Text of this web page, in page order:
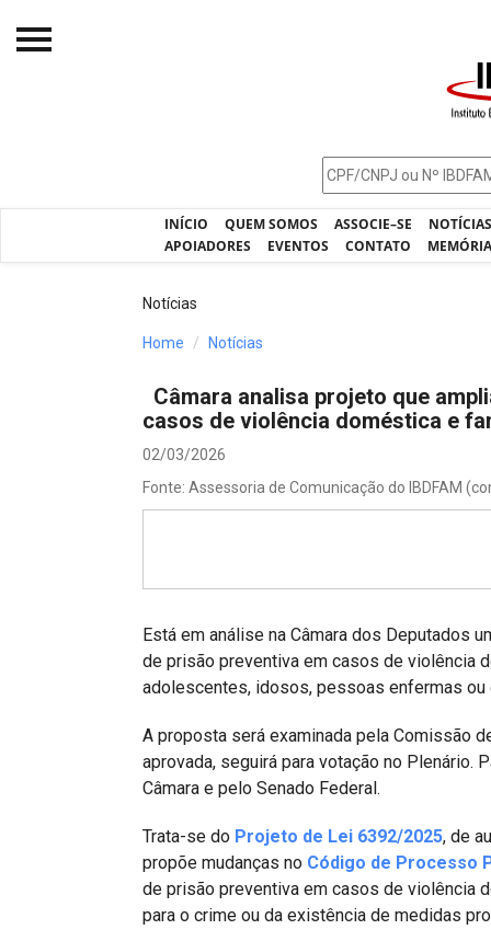
INÍCIO QUEM SOMOS ASSOCIE–SE
APOIADORES
EVENTOS CONTATO
Processos - IBDFAM
Projetos do IBDFAM
Alienação Parental
Encontre um Escritório
IBDFAM Educacional
Notícias
Home Notícias
Câmara analisa projeto que
casos de violência doméstica e
02/03/2026
Fonte: Assessoria de Comunicação do IBDFAM
Está em análise na Câmara dos Deputados
de prisão preventiva em casos de violência
adolescentes, idosos, pessoas enfermas ou
A proposta será examinada pela Comissão
aprovada, seguirá para votação no Plenário.
Câmara e pelo Senado Federal.
Trata-se do Projeto de Lei 6392/2025, de
propõe mudanças no Código de Processo
de prisão preventiva em casos de violência
para o crime ou da existência de medidas